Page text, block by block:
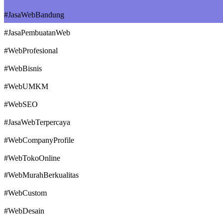
#JasaWebBandung
#JasaPembuatanWeb
#WebProfesional
#WebBisnis
#WebUMKM
#WebSEO
#JasaWebTerpercaya
#WebCompanyProfile
#WebTokoOnline
#WebMurahBerkualitas
#WebCustom
#WebDesain